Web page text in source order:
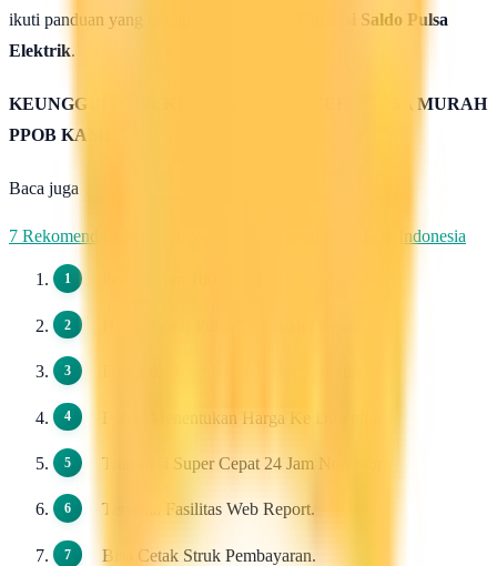
ikuti panduan yang terdapat di halaman :
Cara isi Saldo Pulsa
Elektrik.
KEUNGGULAN & KELEBIHAN SERVER PULSA MURAH
PPOB KAMI
Baca juga
7 Rekomendasi Pengirim WhatsApp Massal Terbaik di Indonesia
Bebas Menentukan Harga Ke Downline.
Transaksi Super Cepat 24 Jam Non Stop.
Tersedia Fasilitas Web Report.
Bisa Cetak Struk Pembayaran.